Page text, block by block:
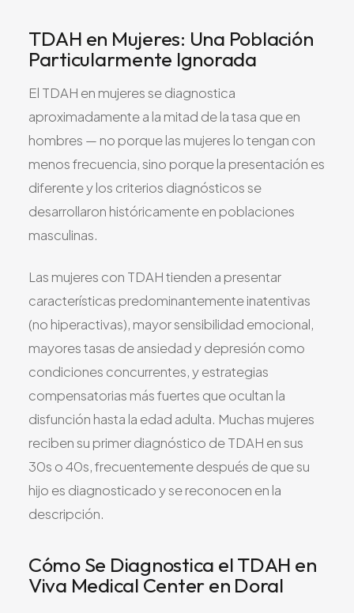
TDAH en Mujeres: Una Población
Particularmente Ignorada
El TDAH en mujeres se diagnostica
aproximadamente a la mitad de la tasa que en
hombres — no porque las mujeres lo tengan con
menos frecuencia, sino porque la presentación es
diferente y los criterios diagnósticos se
desarrollaron históricamente en poblaciones
masculinas.
Las mujeres con TDAH tienden a presentar
características predominantemente inatentivas
(no hiperactivas), mayor sensibilidad emocional,
mayores tasas de ansiedad y depresión como
condiciones concurrentes, y estrategias
compensatorias más fuertes que ocultan la
disfunción hasta la edad adulta. Muchas mujeres
reciben su primer diagnóstico de TDAH en sus
30s o 40s, frecuentemente después de que su
hijo es diagnosticado y se reconocen en la
descripción.
Cómo Se Diagnostica el TDAH en
Viva Medical Center en Doral